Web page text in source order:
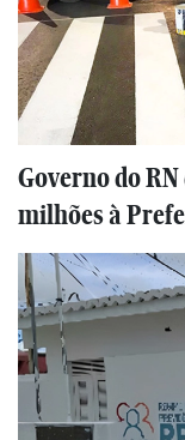
Governo do
milhões à